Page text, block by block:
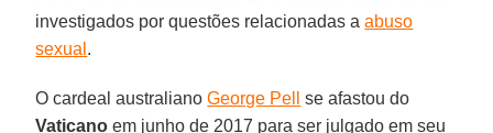
investigados por questões relacionadas aabuso
sexual .
O cardeal australianoGeorge Pell
se afastou do
Vaticano em junho de 2017 para ser julgado em seu